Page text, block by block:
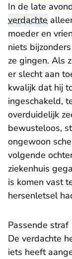
In de late
verdachte
moeder en
niets
ze gingen. Als
er slecht aan
kwalijk dat hij
ingeschakeld,
overduidelijk
bewusteloos,
ongewoon
volgende
ziekenhuis
is komen vast
hersenletsel
Passende straf
De verdachte
iets heeft